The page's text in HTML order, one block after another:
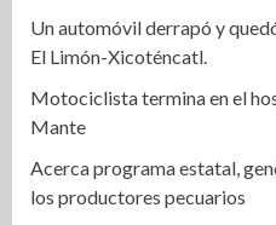
Un automóvil derrapó y
El Limón-Xicoténcatl.
Motociclista termina en el
Mante
Acerca programa estatal,
los productores pecuarios